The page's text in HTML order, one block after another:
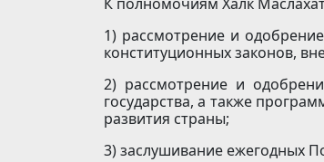
1) рассмотрение и
конституционных законов,
2) рассмотрение и
государства, а также
развития страны;
3) заслушивание ежегодных